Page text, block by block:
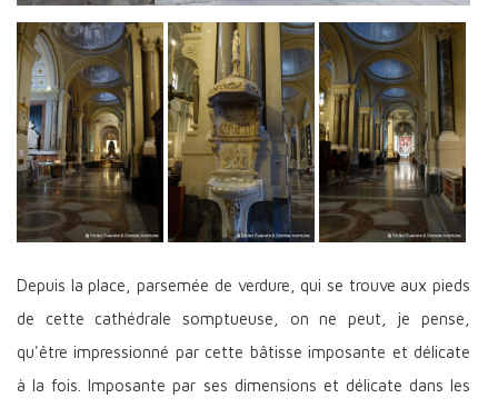
Depuis la place, parsemée de verdure, qui se trouve aux pieds
de cette cathédrale somptueuse, on ne peut, je pense,
qu'être impressionné par cette bâtisse imposante et délicate
à la fois. Imposante par ses dimensions et délicate dans les